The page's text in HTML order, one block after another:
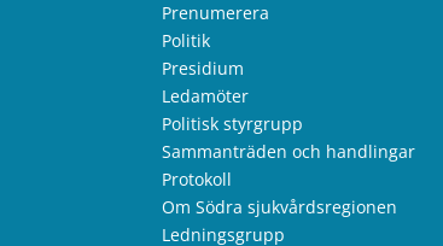
Prenumerera
Politik
Presidium
Ledamöter
Politisk styrgrupp
Sammanträden och handlingar
Protokoll
Om Södra sjukvårdsregionen
Ledningsgrupp